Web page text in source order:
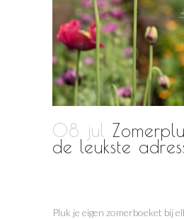
08 jul
de leukste
Pluk je eigen zomerboeket bij